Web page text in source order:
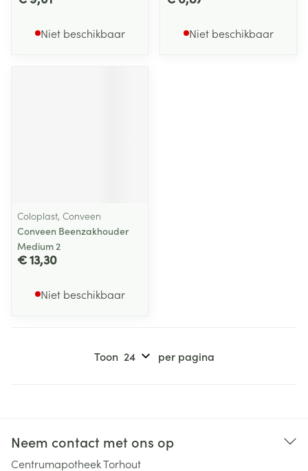
Niet beschikbaar Niet beschikbaar
Coloplast, Conveen
Conveen Beenzakhouder
Medium 2
€ 13,30
Niet beschikbaar
Toon per pagina
Neem contact met ons op
Centrumapotheek Torhout